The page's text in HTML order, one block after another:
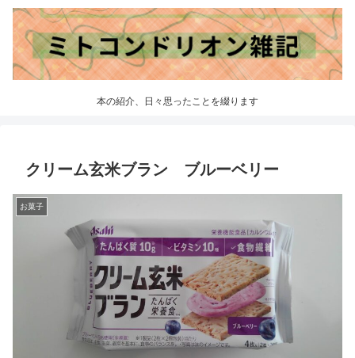
本の紹介、日々思ったことを綴ります
クリーム玄米ブラン ブルーベリー
お菓子